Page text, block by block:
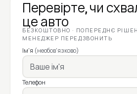
Перевірте, чи
це авто
БЕЗКОШТОВНО · ПОПЕРЕДНЄ
МЕНЕДЖЕР ПЕРЕДЗВОНИТЬ
Ім'я (необов'язково)
Телефон